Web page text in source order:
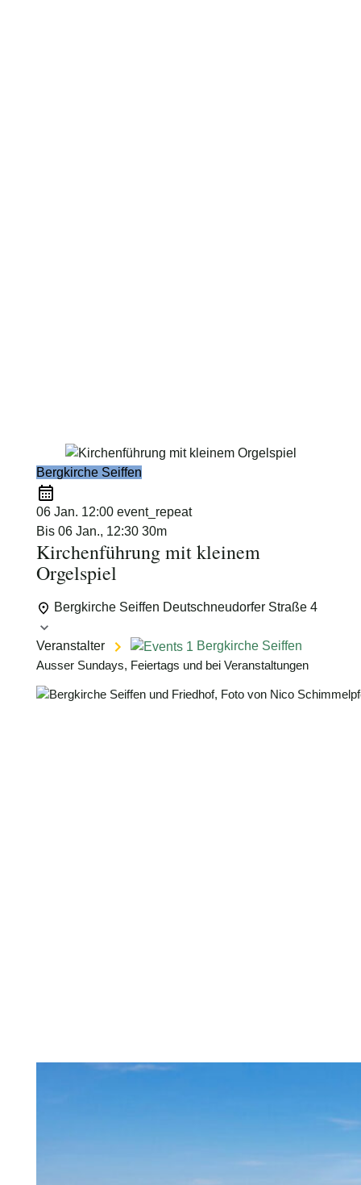
Bergkirche Seiffen
06 Jan. 12:00 event_repeat
Bis 06 Jan., 12:30 30m
Kirchenführung mit kleinem
Orgelspiel
Bergkirche Seiffen Deutschneudorfer Straße 4
Veranstalter
Bergkirche Seiffen
Ausser Sundays, Feiertags und bei Veranstaltungen